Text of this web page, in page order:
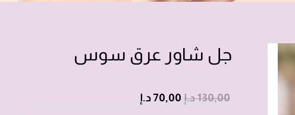
جل شاور عرق سوس
130,00د.إ 70,00 د.إ